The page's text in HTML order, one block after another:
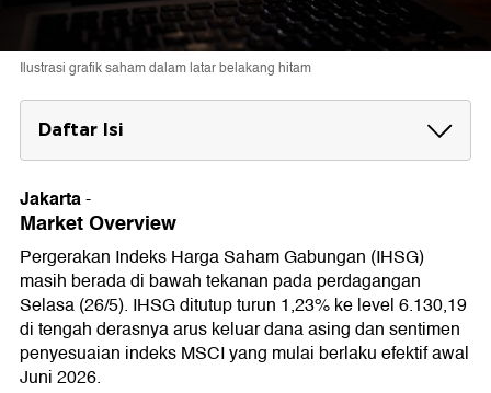
Ilustrasi grafik saham dalam latar belakang hitam
Daftar Isi
Market Overview
Berita Emiten
GoTo Gojek Tokopedia Tbk (GOTO)
Harum Energy Tbk (HRUM)
Triputra Agro Persada Tbk (TAPG)
Rekomendasi Saham Hari Ini
Jakarta-
Market Overview
Pergerakan Indeks Harga Saham Gabungan (IHSG)
masih berada di bawah tekanan pada perdagangan
Selasa (26/5). IHSG ditutup turun 1,23% ke level 6.130,19
di tengah derasnya arus keluar dana asing dan sentimen
penyesuaian indeks MSCI yang mulai berlaku efektif awal
Juni 2026.